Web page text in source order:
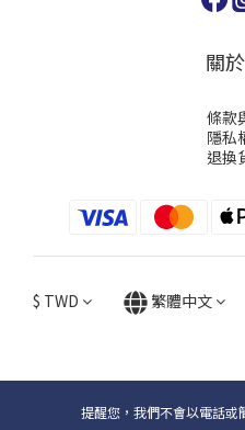
關
條款
隱私
退換
$ TWD 繁體中文
提醒您，我們不會以電話或